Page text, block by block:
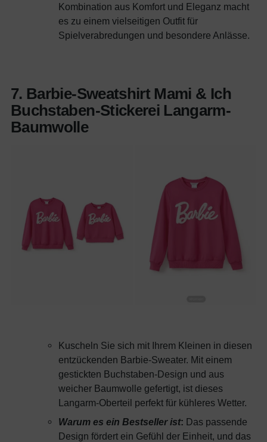
Kombination aus Komfort und Eleganz macht
es zu einem vielseitigen Outfit für
Spielverabredungen und besondere Anlässe.
7. Barbie-Sweatshirt Mami & Ich
Buchstaben-Stickerei Langarm-
Baumwolle
Kuscheln Sie sich mit Ihrem Kleinen in diesen
entzückenden Barbie-Sweater. Mit einem
gestickten Buchstaben-Design und aus
weicher Baumwolle gefertigt, ist dieses
Langarm-Oberteil perfekt für kühleres Wetter.
Warum es ein Bestseller ist: Das passende
Design fördert ein Gefühl der Einheit, und das